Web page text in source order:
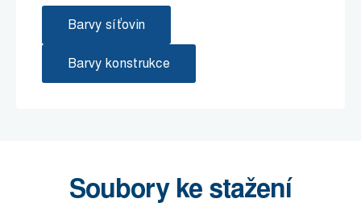
Barvy síťovin
Barvy konstrukce
Soubory ke stažení